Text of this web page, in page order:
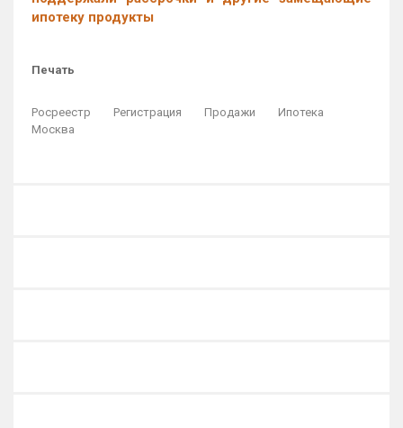
ипотеку продукты
Печать
Росреестр Регистрация Продажи
Ипотека
Москва